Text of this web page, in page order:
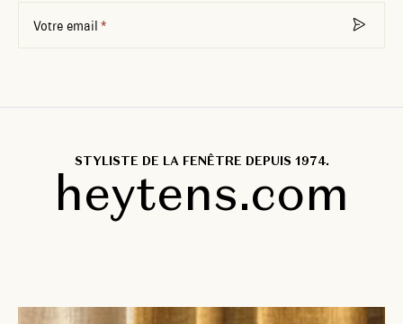
Votre email
STYLISTE DE LA FENÊTRE DEPUIS 1974.
heytens.com